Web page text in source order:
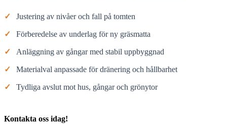
✓ Justering av nivåer och fall på tomten
✓ Förberedelse av underlag för ny gräsmatta
✓ Anläggning av gångar med stabil uppbyggnad
✓ Materialval anpassade för dränering och hållbarhet
✓ Tydliga avslut mot hus, gångar och grönytor
Kontakta oss idag!